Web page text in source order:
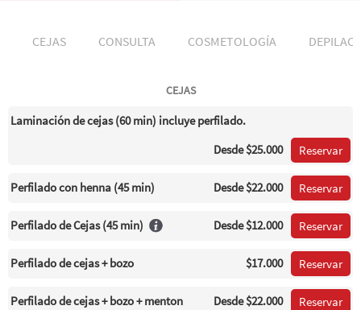
CEJAS CONSULTA COSMETOLOGÍA
CEJAS
Laminación de cejas (60 min) incluye perfilado.
Desde$25.000 Reservar
Perfilado con henna (45 min) Desde$22.000 Reservar
Perfilado de Cejas (45 min) Desde$12.000 Reservar
Perfilado de cejas + bozo $17.000 Reservar
Perfilado de cejas + bozo + menton Desde$22.000 Reservar